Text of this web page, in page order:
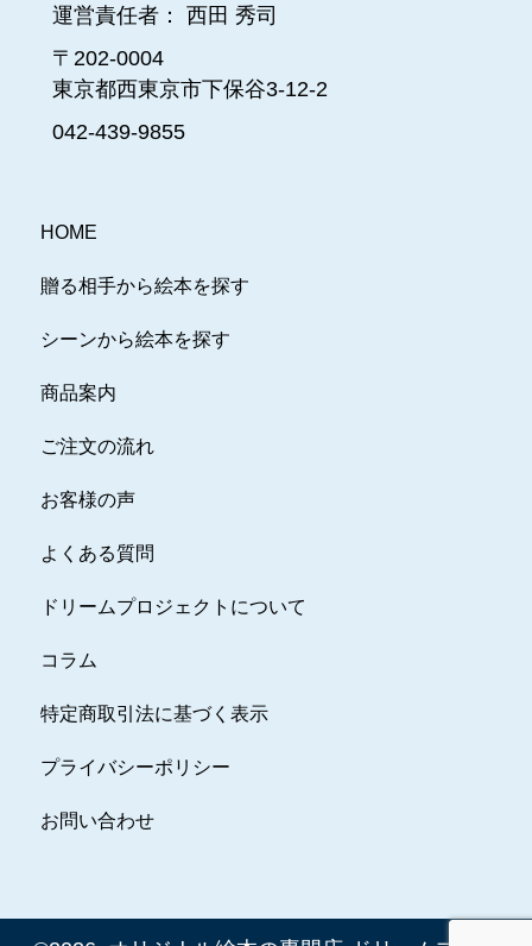
運営責任者： 西田 秀司
〒202-0004
東京都西東京市下保谷3-12-2
042-439-9855
HOME
贈る相手から絵本を探す
シーンから絵本を探す
商品案内
ご注文の流れ
お客様の声
よくある質問
ドリームプロジェクトについて
コラム
特定商取引法に基づく表示
プライバシーポリシー
お問い合わせ